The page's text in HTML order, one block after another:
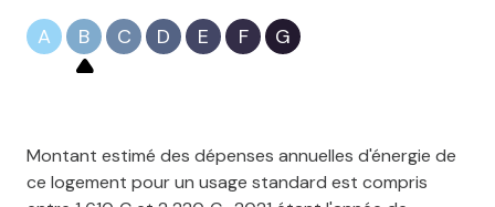
A B C D E F G
Montant estimé des dépenses annuelles d'énergie de
ce logement pour un usage standard est compris